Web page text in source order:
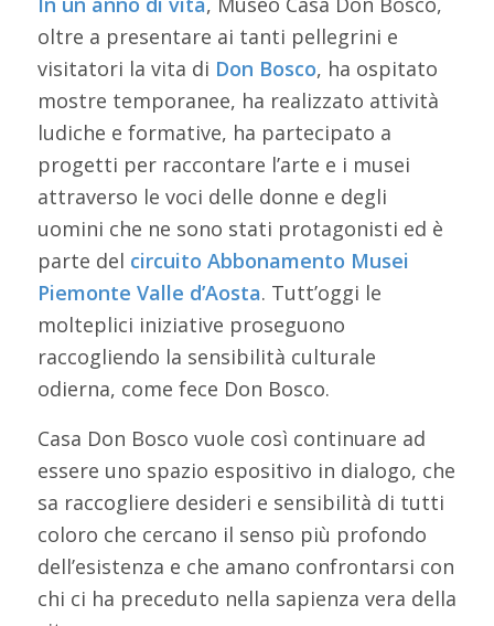
oltre a presentare ai tanti pellegrini e
visitatori la vita di Don Bosco, ha ospitato
mostre temporanee, ha realizzato attività
ludiche e formative, ha partecipato a
progetti per raccontare l’arte e i musei
attraverso le voci delle donne e degli
uomini che ne sono stati protagonisti ed è
parte del circuito Abbonamento Musei
Piemonte Valle d’Aosta. Tutt’oggi le
molteplici iniziative proseguono
raccogliendo la sensibilità culturale
odierna, come fece Don Bosco.
Casa Don Bosco vuole così continuare ad
essere uno spazio espositivo in dialogo, che
sa raccogliere desideri e sensibilità di tutti
coloro che cercano il senso più profondo
dell’esistenza e che amano confrontarsi con
chi ci ha preceduto nella sapienza vera della